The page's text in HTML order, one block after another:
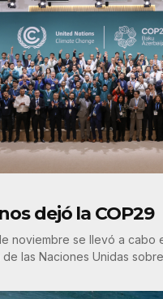
dejó la COP29
noviembre se llevó a cabo
las Naciones Unidas